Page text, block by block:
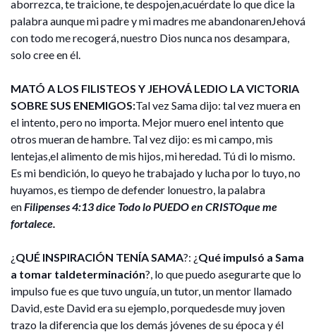
aborrezca, te traicione, te despojen,acuérdate lo que dice la
palabra aunque mi padre y mi madres me abandonarenJehová
con todo me recogerá, nuestro Dios nunca nos desampara,
solo cree en él.
MATÓ A LOS FILISTEOS Y JEHOVÁ LEDIO LA VICTORIA
SOBRE SUS ENEMIGOS:Tal vez Sama dijo: tal vez muera en
el intento, pero no importa. Mejor muero enel intento que
otros mueran de hambre. Tal vez dijo: es mi campo, mis
lentejas,el alimento de mis hijos, mi heredad. Tú di lo mismo.
Es mi bendición, lo queyo he trabajado y lucha por lo tuyo, no
huyamos, es tiempo de defender lonuestro, la palabra
enFilipenses 4:13 dice Todo lo PUEDO en CRISTOque me
fortalece.
¿QUÉ INSPIRACIÓN TENÍA SAMA?: ¿Qué impulsó a Sama
a tomar taldeterminación?, lo que puedo asegurarte que lo
impulso fue es que tuvo unguía, un tutor, un mentor llamado
David, este David era su ejemplo, porquedesde muy joven
trazo la diferencia que los demás jóvenes de su época y él